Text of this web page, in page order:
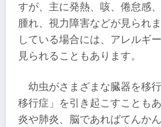
すが、主に発熱、咳、倦怠感
腫れ、視力障害などが見られ
している場合には、アレルギ
見られることもあります。
幼虫がさまざまな臓器を移
移行症」を引き起こすことも
炎や肺炎、脳であればてんか